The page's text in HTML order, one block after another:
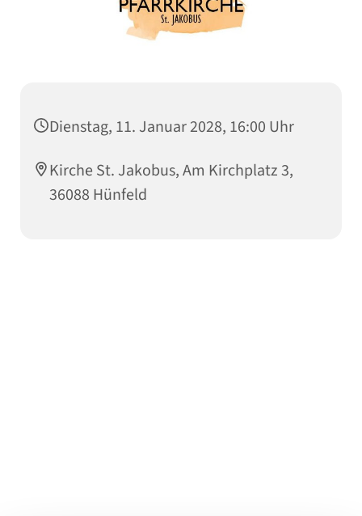
Dienstag, 11. Januar 2028, 16:00 Uhr
Kirche St. Jakobus, Am Kirchplatz 3,
36088 Hünfeld